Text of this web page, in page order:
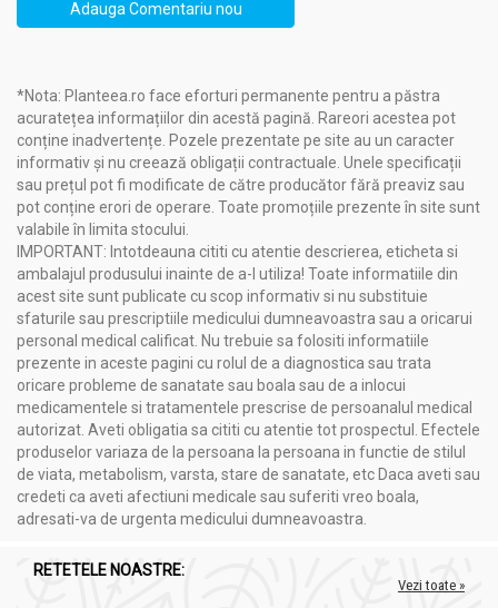
Afectiuni renale:
insuficiente renale;
Tulburari metabolice si dereglari glandulare diverse:
diabet zaharat tip II,
hiper si hipotiroidie,
noduli tiroidieni,
noduli mamari (tumori benigne),
spasmofilie;
Tulburari ale aparatului cardiovascular:
hipertensiune arteriala de origine renala,
ameliorarea circulatei arteriale si venoase,
hipotensiune;
Afectiuni ale aparatului uro-genital:
tulburari de menopauza,
dereglari ale ciclului menstrual,
fibromatoza uterina in faza incipienta,
afectiuni ale prostatei.
Rezultate bune se obtin si in dureri reumatice, migrene, plagii,
Argila poate fi utilizată sub forma de cataplasme pentru:
Adauga Comentariu nou
*Nota: Planteea.ro face eforturi permanente pentru a păstra
acuratețea informațiilor din acestă pagină. Rareori acestea pot
conține inadvertențe. Pozele prezentate pe site au un caracter
informativ și nu creează obligații contractuale. Unele specificații
sau prețul pot fi modificate de către producător fără preaviz sau
pot conține erori de operare. Toate promoțiile prezente în site sunt
valabile în limita stocului.
IMPORTANT: Intotdeauna cititi cu atentie descrierea, eticheta si
ambalajul produsului inainte de a-l utiliza! Toate informatiile din
acest site sunt publicate cu scop informativ si nu substituie
sfaturile sau prescriptiile medicului dumneavoastra sau a oricarui
personal medical calificat. Nu trebuie sa folositi informatiile
prezente in aceste pagini cu rolul de a diagnostica sau trata
oricare probleme de sanatate sau boala sau de a inlocui
medicamentele si tratamentele prescrise de persoanalul medical
autorizat. Aveti obligatia sa cititi cu atentie tot prospectul. Efectele
produselor variaza de la persoana la persoana in functie de stilul
de viata, metabolism, varsta, stare de sanatate, etc Daca aveti sau
credeti ca aveti afectiuni medicale sau suferiti vreo boala,
adresati-va de urgenta medicului dumneavoastra.
RETETELE NOASTRE:
Vezi toate »